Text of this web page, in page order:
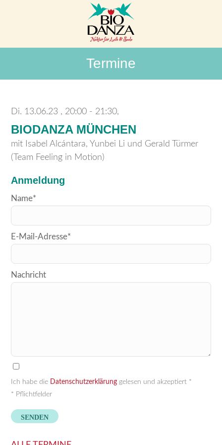
Termine
Di. 13.06.23 20:00 - 21:30,
BIODANZA MÜNCHEN
mit Isabel Alcántara, Yunbei Li und Gerald Türmer
(Team Feeling in Motion)
Anmeldung
Bitte
dieses
Feld
Name*
E-Mail-Adresse*
Nachricht
Ich habe die Datenschutzerklärung gelesen und akzeptiert *
* Pflichtfelder